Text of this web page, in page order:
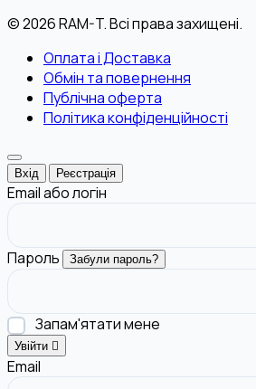
© 2026 RAM-T. Всі права захищені.
Оплата і Доставка
Обмін та повернення
Публічна оферта
Політика конфіденційності
Вхід Реєстрація
Email або логін
Пароль Забули пароль?
Запам'ятати мене
Увійти
Email